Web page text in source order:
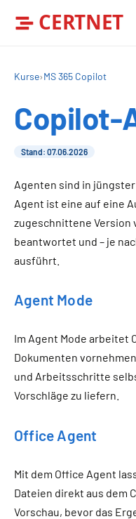
CERTNET
Kurse›MS 365 Copilot
Copilot-
Stand: 07.06.2026
Agenten sind in
Agent ist eine auf eine
zugeschnittene Version
beantwortet und – je
ausführt.
Agent Mode
Im Agent Mode arbeitet
Dokumenten
und Arbeitsschritte
Vorschläge zu liefern.
Office Agent
Mit dem Office Agent
Dateien direkt aus dem
Vorschau, bevor das